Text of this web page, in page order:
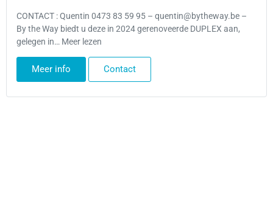
CONTACT : Quentin 0473 83 59 95 – quentin@bytheway.be –
By the Way biedt u deze in 2024 gerenoveerde DUPLEX aan,
gelegen in… Meer lezen
Meer info Contact